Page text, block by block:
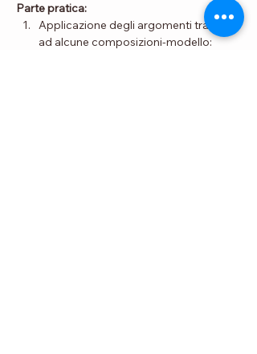
Parte pratica:
Applicazione degli argomenti trattati
ad alcune composizioni-modello: